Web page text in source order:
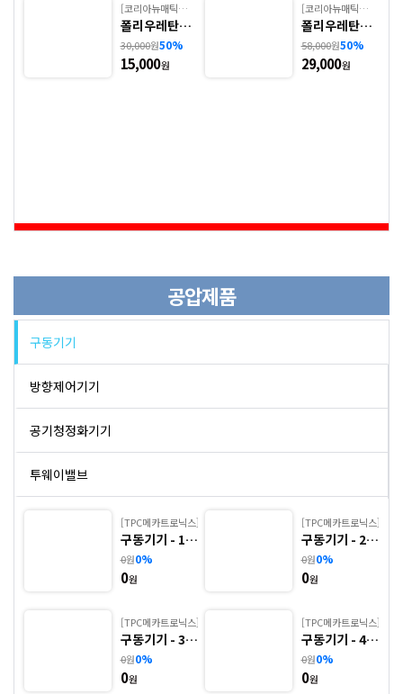
에어건, 튜브커터기
[코리아뉴매틱
(KPC)]
폴리우레탄튜
브 - 3. PU(KP
C, Metric)
30,000원50%
15,000원
[코리아뉴매틱
(KPC)]
폴리우레탄튜
브 - 4. PU (KP
C, Inch)
58,000원50%
29,000원
공압제품
구동기기
방향제어기기
공기청정화기기
투웨이밸브
뉴매틱엑츄에이터[TPC메카트로닉스]
구동기기 - 1.
TCP1(초소형
실린더, 자석내
장) ※ 사양 선
0원0%
0원
[TPC메카트로닉스]
구동기기 - 2.
TCP1W(초소
형 실린더, 자
석내장) ※ 사
다.
0원0%
0원
[TPC메카트로닉스]
구동기기 - 3.
TCP1-S(T)
(초소형 실린
더) ※ 사양 선
0원0%
0원
[TPC메카트로닉스]
구동기기 - 4.
APM(판넬 부
착형 소형 실린
더) ※ 사양 선
0원0%
0원